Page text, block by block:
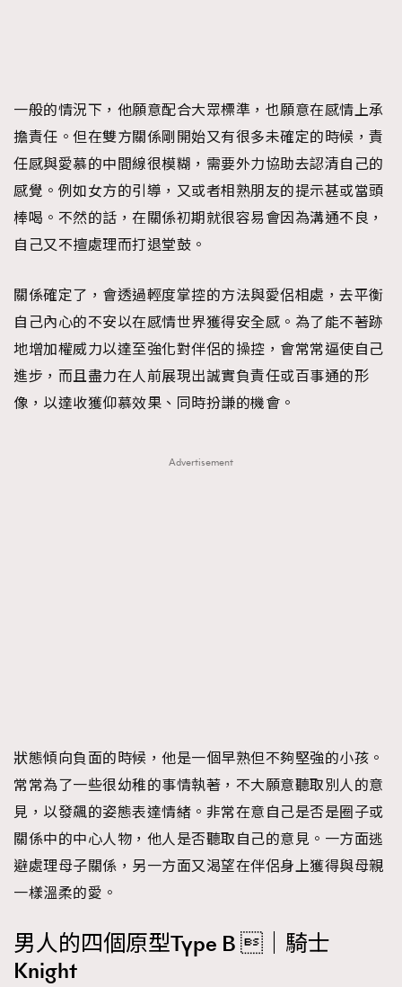
一般的情況下，他願意配合大眾標準，也願意在感情上承
擔責任。但在雙方關係剛開始又有很多未確定的時候，責
任感與愛慕的中間線很模糊，需要外力協助去認清自己的
感覺。例如女方的引導，又或者相熟朋友的提示甚或當頭
棒喝。不然的話，在關係初期就很容易會因為溝通不良，
自己又不擅處理而打退堂鼓。
關係確定了，會透過輕度掌控的方法與愛侶相處，去平衡
自己內心的不安以在感情世界獲得安全感。為了能不著跡
地增加權威力以達至強化對伴侶的操控，會常常逼使自己
進步，而且盡力在人前展現出誠實負責任或百事通的形
像，以達收獲仰慕效果、同時扮謙的機會。
Advertisement
狀態傾向負面的時候，他是一個早熟但不夠堅強的小孩。
常常為了一些很幼稚的事情執著，不大願意聽取別人的意
見，以發飆的姿態表達情緒。非常在意自己是否是圈子或
關係中的中心人物，他人是否聽取自己的意見。一方面逃
避處理母子關係，另一方面又渴望在伴侶身上獲得與母親
一樣溫柔的愛。
男人的四個原型Type B ｜ 騎士
Knight